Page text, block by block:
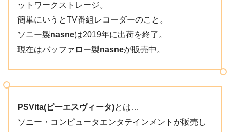
ットワークストレージ。
簡単にいうとTV番組レコーダーのこと。
ソニー製nasneは2019年に出荷を終了。
現在はバッファロー製nasneが販売中。
PSVita(ピーエスヴィータ)とは…
ソニー・コンピュータエンタテインメントが販売し